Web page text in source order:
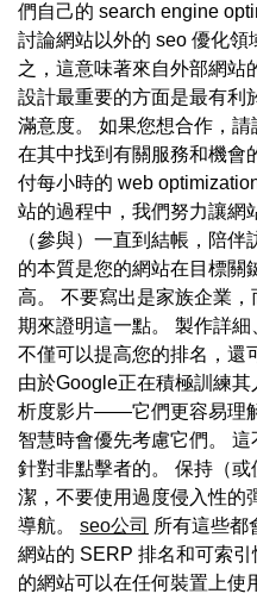
們自己的 search engine
討論網站以外的 seo 優化領
之，這意味著來自外部網站
設計最重要的方面是最有利
滿意度。 如果您想合作，
在其中找到有關服務和機會
付每小時的 web
站的過程中，我們努力讓網
（參與）一直到結帳，陪
的本質是您的網站在目標關
高。 不要寫出是家族企業
期來證明這一點。 製作詳
不僅可以提高您的排名，還
由於Google正在積極訓練
析度影片——它們更容易理
智慧時會優先考慮它們。
針對非點擊者的。 保持（
潔，不要使用過度侵入性的
導航。 seo公司 所有這些都
網站的 SERP 排名和可索
的網站可以在任何裝置上使